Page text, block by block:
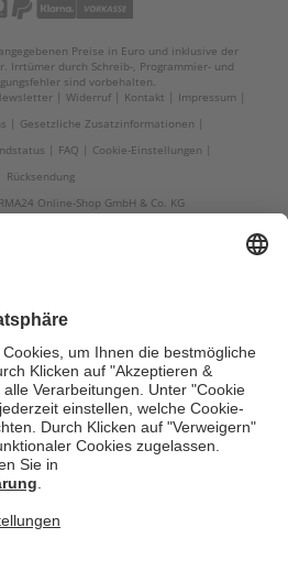
Preise in Euro und inklusive der
Irrtümer durch Schreib-, Programmier- und
sind vorbehalten.
Widerruf Kontakt
Impressum
Gesetzliche Zusatzinformationen
FAQ
Cookie-Einstellungen
Rücksendung
Online-Shop GmbH & Co. KG